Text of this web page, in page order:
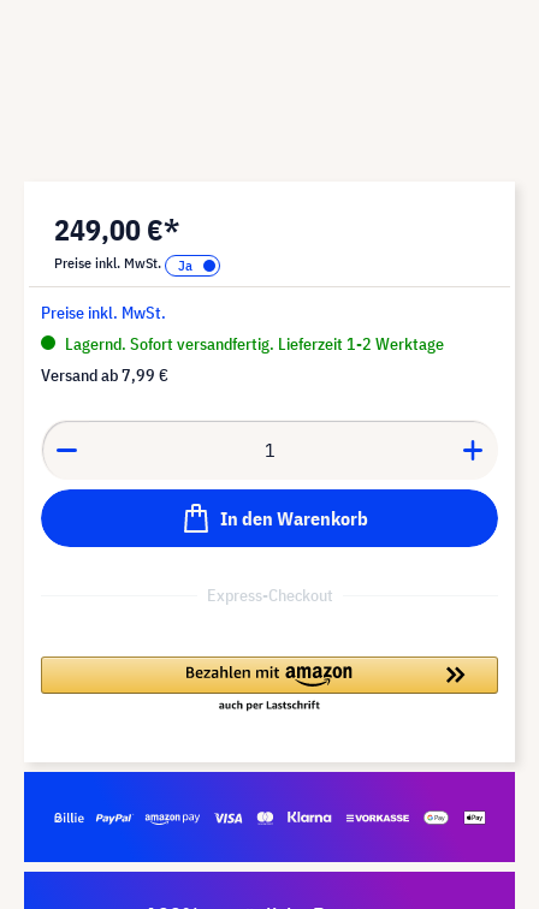
249,00 €*
Preise inkl. MwSt.
Preise inkl. MwSt.
Lagernd. Sofort versandfertig. Lieferzeit 1-2 Werktage
Versand ab7,99 €
In den Warenkorb
Express-Checkout